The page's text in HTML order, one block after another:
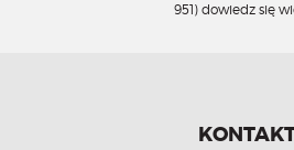
951) dowiedz się